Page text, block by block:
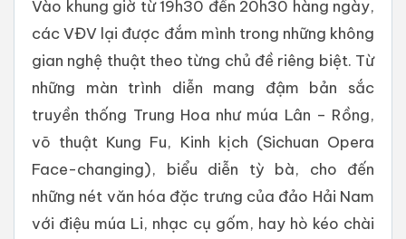
Vào khung giờ từ 19h30 đến 20h30 hàng ngày,
các VĐV lại được đắm mình trong những không
gian nghệ thuật theo từng chủ đề riêng biệt. Từ
những màn trình diễn mang đậm bản sắc
truyền thống Trung Hoa như múa Lân – Rồng,
võ thuật Kung Fu, Kinh kịch (Sichuan Opera
Face-changing), biểu diễn tỳ bà, cho đến
những nét văn hóa đặc trưng của đảo Hải Nam
với điệu múa Li, nhạc cụ gốm, hay hò kéo chài